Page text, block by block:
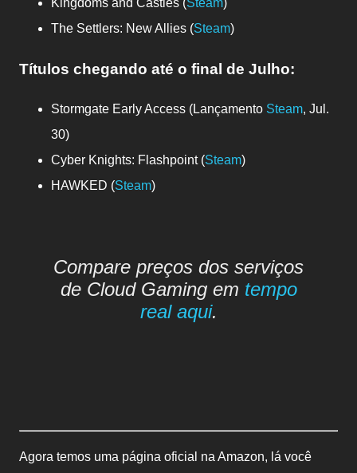
Kingdoms and Castles (Steam)
The Settlers: New Allies (Steam)
Títulos chegando até o final de Julho:
Stormgate Early Access (Lançamento Steam, Jul.
30)
Cyber Knights: Flashpoint (Steam)
HAWKED (Steam)
Compare preços dos serviços
de Cloud Gaming em tempo
real aqui.
Agora temos uma página oficial na Amazon, lá você